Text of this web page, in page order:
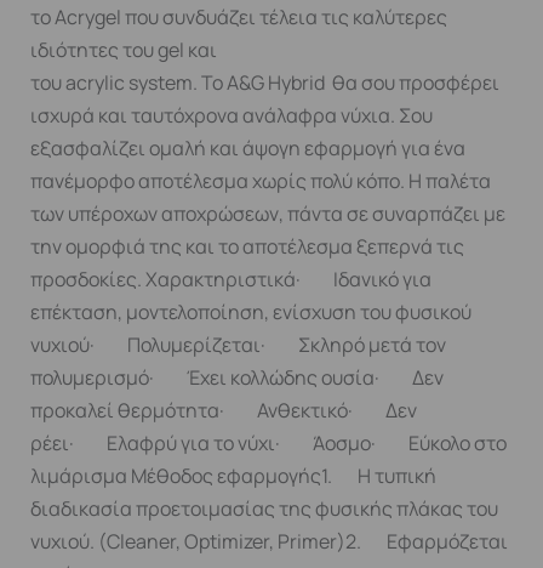
το Acrygel που συνδυάζει τέλεια τις καλύτερες
ιδιότητες του gel και
του acrylic system. To A&G Hybrid θα σου προσφέρει
ισχυρά και ταυτόχρονα ανάλαφρα νύχια. Σου
εξασφαλίζει ομαλή και άψογη εφαρμογή για ένα
πανέμορφο αποτέλεσμα χωρίς πολύ κόπο. Η παλέτα
των υπέροχων αποχρώσεων, πάντα σε συναρπάζει με
την ομορφιά της και το αποτέλεσμα ξεπερνά τις
προσδοκίες. Χαρακτηριστικά· Ιδανικό για
επέκταση, μοντελοποίηση, ενίσχυση του φυσικού
νυχιού· Πολυμερίζεται· Σκληρό μετά τον
πολυμερισμό· Έχει κολλώδης ουσία· Δεν
προκαλεί θερμότητα· Ανθεκτικό· Δεν
ρέει· Ελαφρύ για το νύχι· Άοσμο· Εύκολο στο
λιμάρισμα Μέθοδος εφαρμογής1. Η τυπική
διαδικασία προετοιμασίας της φυσικής πλάκας του
νυχιού. (Cleaner, Optimizer, Primer)2. Εφαρμόζεται